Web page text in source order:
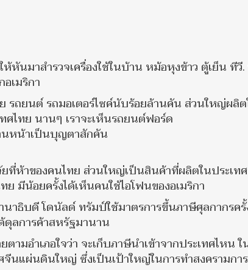
หันมาสำรวจเครื่องใช้ในบ้าน หม้อหุงข้าว ตู้เย็น ที
เมริกา
รถยนต์ รถมอเตอร์ไซค์นับร้อยล้านคัน ส่วนใหญ่ผลิต
ศไทย นานๆ เราจะเห็นรถยนต์ฟอร์ด
นหน้าเป็นบุญตาสักคัน
ที่ห้าของคนไทย ส่วนใหญ่เป็นสินค้าที่ผลิตในประเ
ย มีน้อยครั้งได้เห็นคนใช้ไอโฟนของอเมริกา
นาธิบดี โดนัลด์ ทรัมป์ใช้มาตรการขึ้นภาษีศุลกากรค
ดุลการค้าสหรัฐมานาน
มอำเภอใจว่า จะเก็บภาษีนำเข้าจากประเทศไหน ใ
นแผ่นดินใหญ่ ซึ่งเป็นเป้าใหญ่ในการทำสงครามการ